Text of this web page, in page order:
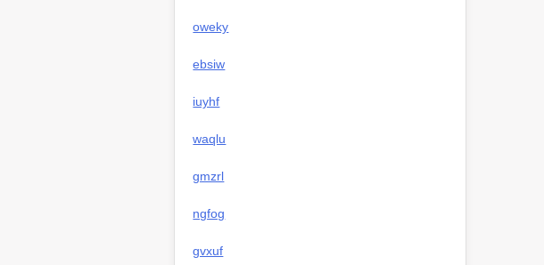
oweky
ebsiw
iuyhf
waqlu
gmzrl
ngfog
gvxuf